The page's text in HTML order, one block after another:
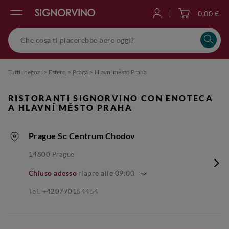
0,00 €
Tutti i negozi > Estero > Praga > Hlavní město Praha
RISTORANTI SIGNORVINO CON ENOTECA
A HLAVNÍ MĚSTO PRAHA
Prague Sc Centrum Chodov
14800 Prague
Chiuso adesso riapre alle 09:00
Tel. +420770154454